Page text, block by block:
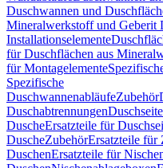
Duschwannen und
Mineralwerkstoff und Geberit
Installationselemente
für Duschflächen aus
für Montagelemente
Spezifische
DuschwannenabläufeZubehör
Duschabtrennungen
DuscheErsatzteile für
DuscheZubehörErsatzteile für
DuschenErsatzteile für